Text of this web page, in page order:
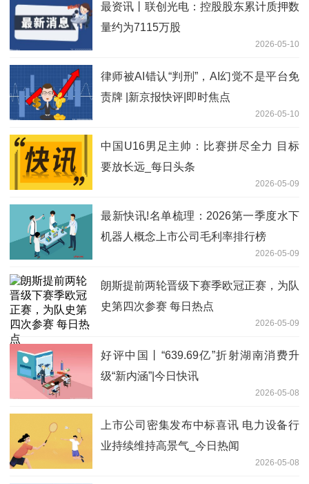
最资讯丨联创光电：控股股东累计质押数
量约为7115万股
2026-05-10
律师被AI错认“判刑”，AI幻觉不是平台免
责牌 |新京报快评|即时焦点
2026-05-10
中国U16男足主帅：比赛拼尽全力 目标
要放长远_每日头条
2026-05-09
最新快讯!名单梳理：2026第一季度水下
机器人概念上市公司毛利率排行榜
2026-05-09
朗斯提前两轮晋级下赛季欧冠正赛，为队
史第四次参赛 每日热点
2026-05-09
好评中国丨“639.69亿”折射湖南消费升
级“新内涵”|今日快讯
2026-05-08
上市公司密集发布中标喜讯 电力设备行
业持续维持高景气_今日热闻
2026-05-08